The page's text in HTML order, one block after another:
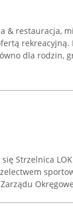
& restauracja,
rekreacyjną.
dla rodzin,
Strzelnica